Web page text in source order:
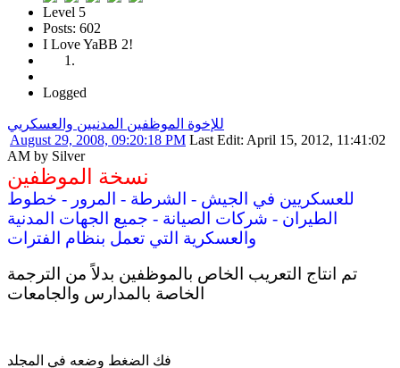
Level 5
Posts: 602
I Love YaBB 2!
Logged
للإخوة الموظفين المدنيين والعسكريي
August 29, 2008, 09:20:18 PM Last Edit: April 15, 2012, 11:41:02
AM by Silver
نسخة الموظفين
للعسكريين في الجيش - الشرطة - المرور - خطوط
الطيران - شركات الصيانة - جميع الجهات المدنية
والعسكرية التي تعمل بنظام الفترات
تم انتاج التعريب الخاص بالموظفين بدلاً من الترجمة
الخاصة بالمدارس والجامعات
فك الضغط وضعه في المجلد